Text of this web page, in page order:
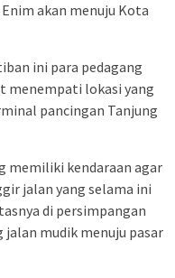
akan menuju Kota
ini para pedagang
menempati lokasi yang
pancingan Tanjung
memiliki kendaraan agar
jalan yang selama ini
di persimpangan
jalan mudik menuju pasar